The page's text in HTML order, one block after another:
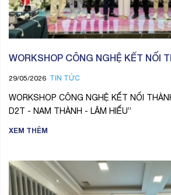
WORKSHOP CÔNG NGHỆ KẾT NỐI
29/05/2026 TIN TỨC
WORKSHOP CÔNG NGHỆ KẾT NỐI
D2T - NAM THÀNH - LÂM HIẾU”
XEM THÊM